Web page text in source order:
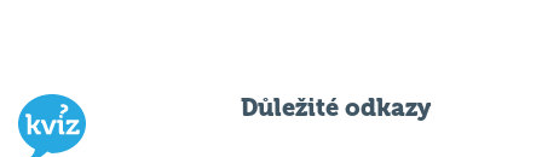
Důležité odkazy